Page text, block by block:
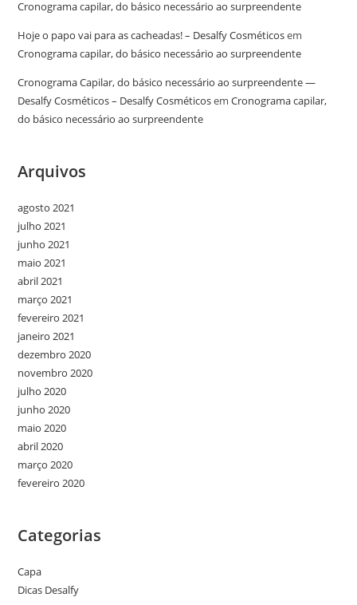
Cronograma capilar, do básico necessário ao surpreendente
Hoje o papo vai para as cacheadas! – Desalfy Cosméticosem
Cronograma capilar, do básico necessário ao surpreendente
Cronograma Capilar, do básico necessário ao surpreendente —
Desalfy Cosméticos – Desalfy CosméticosemCronograma capilar,
do básico necessário ao surpreendente
Arquivos
agosto 2021
julho 2021
junho 2021
maio 2021
abril 2021
março 2021
fevereiro 2021
janeiro 2021
dezembro 2020
novembro 2020
julho 2020
junho 2020
maio 2020
abril 2020
março 2020
fevereiro 2020
Categorias
Capa
Dicas Desalfy